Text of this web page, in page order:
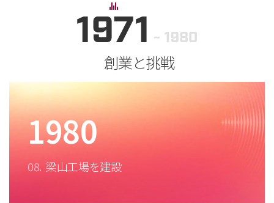
創業と挑戦
1980
08. 梁山工場を建設